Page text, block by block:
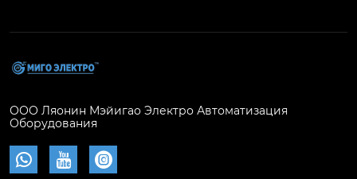
ООО Ляонин Мэйигао Электро Автоматизация
Оборудования
  